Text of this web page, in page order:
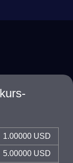
1.00000 USD
5.00000 USD